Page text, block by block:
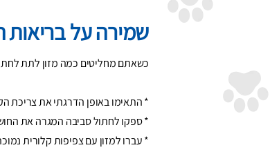
שמירה על
כשאתם מחליטים כמה מזון לתת
* התאימו באופן הדרגתי את צריכת
* ספקו לחתול סביבה המגרה את
* עברו למזון עם צפיפות קלורית